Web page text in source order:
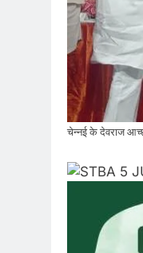
चेन्नई के देवराज